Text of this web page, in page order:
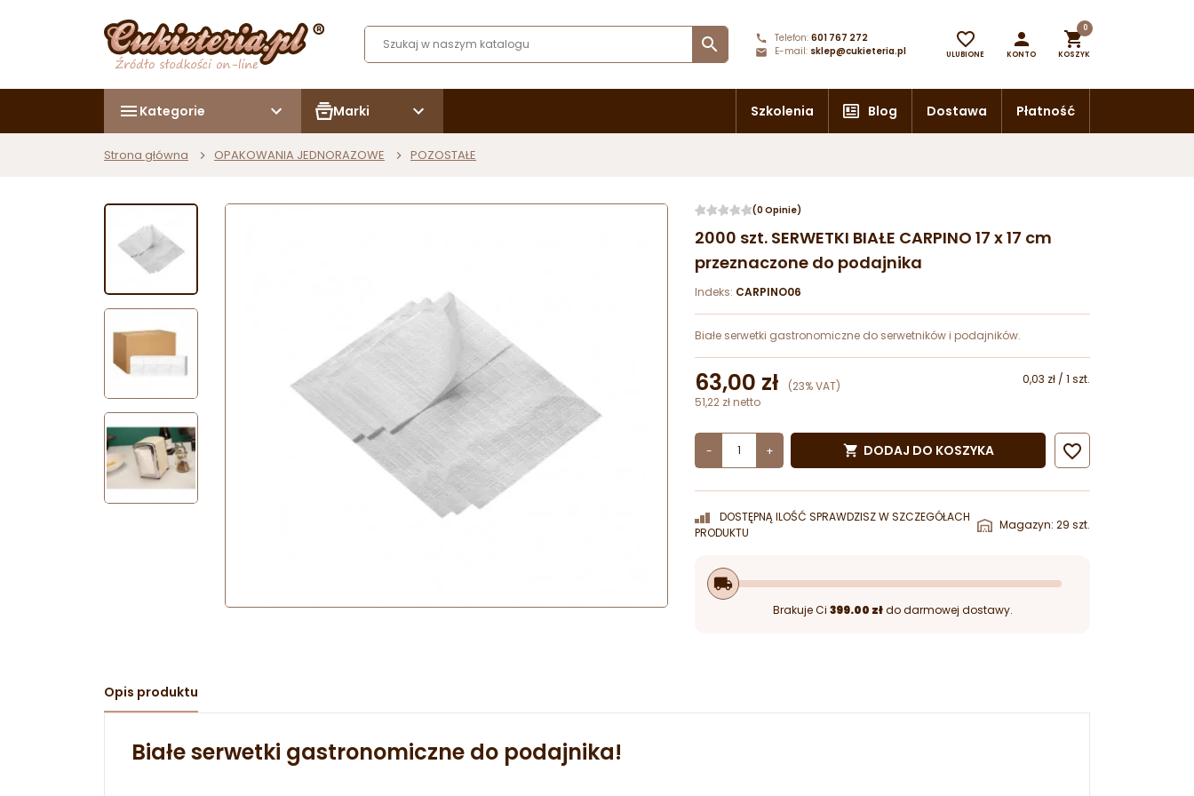
 Telefon: 601 767 272
E-mail: sklep@cukieteria.pl

ULUBIONE

KONTO

0
KOSZYK
Kategorie Marki Szkolenia Blog Dostawa Płatność
Strona główna OPAKOWANIA JEDNORAZOWE POZOSTAŁE
(0 Opinie)
2000 szt. SERWETKI BIAŁE CARPINO 17 x 17 cm
przeznaczone do podajnika
Indeks: CARPINO06
Białe serwetki gastronomiczne do serwetników i podajników.
63,00 zł (23% VAT)
0,03 zł / 1 szt.
51,22 zł netto
- +  DODAJ DO KOSZYKA 
DOSTĘPNĄ ILOŚĆ SPRAWDZISZ W SZCZEGÓŁACH
PRODUKTU
Magazyn: 29 szt.
local_shipping
Brakuje Ci 399.00 złdo darmowej dostawy.
Opis produktu
Białe serwetki gastronomiczne do podajnika!